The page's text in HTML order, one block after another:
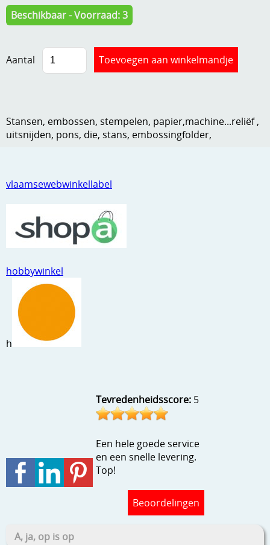
Kneedmateriaal
Leuke versieringen
Netjes opbergen
Papier en karton
Ribbelaar
Speciaal papier
Stempels en zo
Template, mask, stencils, grids
Wat nog, een creatief kijkje
vlaamsewebwinkellabel
hobbywinkel
h
Tevredenheidsscore: 5
Een hele goede service
en een snelle levering.
Top!
Beoordelingen
A, ja, op is op
Beschikbaar - Voorraad: 3
Aantal
Stansen, embossen, stempelen, papier,machine...reliëf ,
uitsnijden, pons, die, stans, embossingfolder,